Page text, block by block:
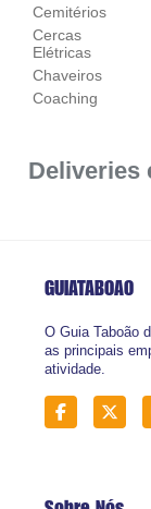
Cemitérios
Cercas
Elétricas
Chaveiros
Coaching
Deliveries
GUIATABOAO
O Guia Taboão
as principais
atividade.